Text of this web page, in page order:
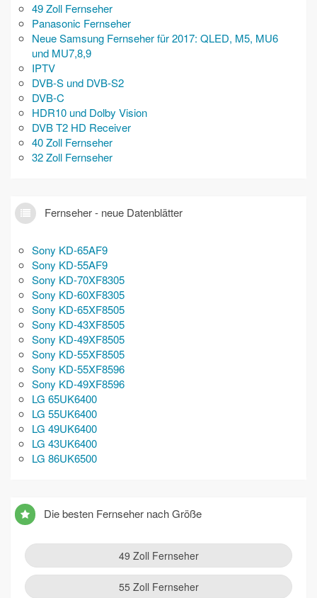
49 Zoll Fernseher
Panasonic Fernseher
Neue Samsung Fernseher für 2017: QLED, M5, MU6
und MU7,8,9
IPTV
DVB-S und DVB-S2
DVB-C
HDR10 und Dolby Vision
DVB T2 HD Receiver
40 Zoll Fernseher
32 Zoll Fernseher
Fernseher - neue Datenblätter
Sony KD-65AF9
Sony KD-55AF9
Sony KD-70XF8305
Sony KD-60XF8305
Sony KD-65XF8505
Sony KD-43XF8505
Sony KD-49XF8505
Sony KD-55XF8505
Sony KD-55XF8596
Sony KD-49XF8596
LG 65UK6400
LG 55UK6400
LG 49UK6400
LG 43UK6400
LG 86UK6500
Die besten Fernseher nach Größe
49 Zoll Fernseher
55 Zoll Fernseher